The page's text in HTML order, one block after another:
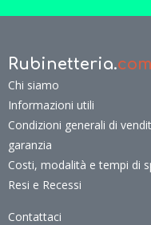
Rubinetteria.com
Chi siamo
Informazioni utili
Condizioni generali di
garanzia
Costi, modalità e tempi di
Resi e Recessi
Contattaci